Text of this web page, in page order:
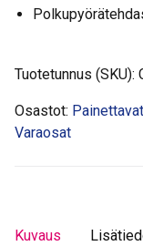
Tuotetunnus (SKU):
Osastot:
Varaosat
Kuvaus